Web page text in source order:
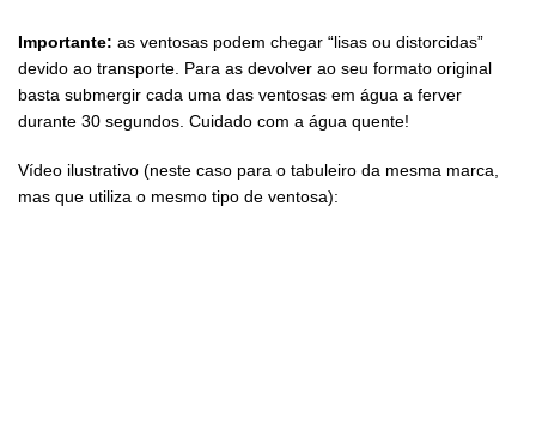
Importante: as ventosas podem chegar “lisas ou distorcidas”
devido ao transporte. Para as devolver ao seu formato original
basta submergir cada uma das ventosas em água a ferver
durante 30 segundos. Cuidado com a água quente!
Vídeo ilustrativo (neste caso para o tabuleiro da mesma marca,
mas que utiliza o mesmo tipo de ventosa):